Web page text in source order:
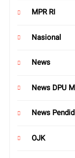
MPR RI
Nasional
News
News DPU
News
OJK